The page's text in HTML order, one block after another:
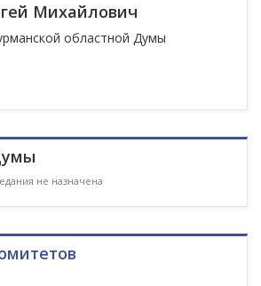
Михайлович
областной Думы
не назначена